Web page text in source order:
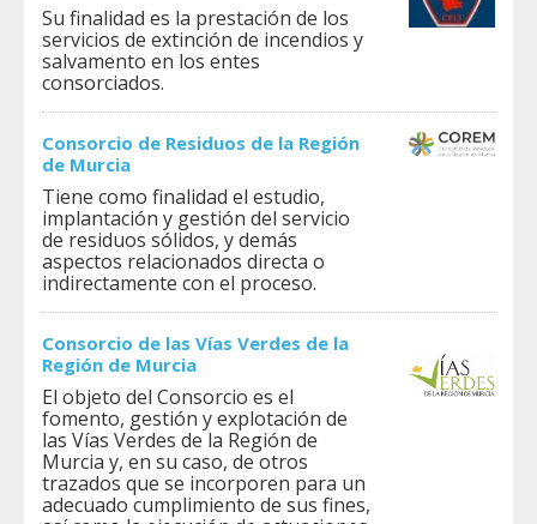
Su finalidad es la prestación de los
servicios de extinción de incendios y
salvamento en los entes
consorciados.
Consorcio de Residuos de la Región
de Murcia
Tiene como finalidad el estudio,
implantación y gestión del servicio
de residuos sólidos, y demás
aspectos relacionados directa o
indirectamente con el proceso.
Consorcio de las Vías Verdes de la
Región de Murcia
El objeto del Consorcio es el
fomento, gestión y explotación de
las Vías Verdes de la Región de
Murcia y, en su caso, de otros
trazados que se incorporen para un
adecuado cumplimiento de sus fines,